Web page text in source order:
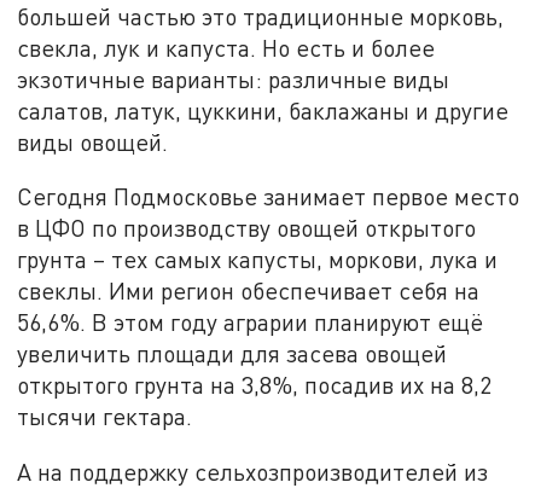
большей частью это традиционные морковь,
свекла, лук и капуста. Но есть и более
экзотичные варианты: различные виды
салатов, латук, цуккини, баклажаны и другие
виды овощей.
Сегодня Подмосковье занимает первое место
в ЦФО по производству овощей открытого
грунта – тех самых капусты, моркови, лука и
свеклы. Ими регион обеспечивает себя на
56,6%. В этом году аграрии планируют ещё
увеличить площади для засева овощей
открытого грунта на 3,8%, посадив их на 8,2
тысячи гектара.
А на поддержку сельхозпроизводителей из